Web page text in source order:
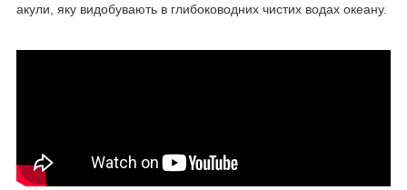
акули, яку видобувають в глибоководних чистих водах океану.